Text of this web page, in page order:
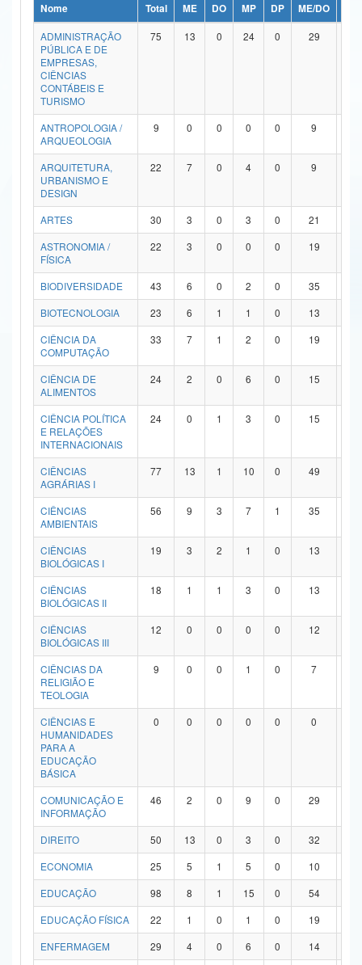
Ministério da Ciência, Tecnologia, Inovações e Comunicações
Ministério do Meio Ambiente
Ministério do Turismo
Ministério do Desenvolvimento Regional
Controladoria-Geral da União
Ministério da Mulher, da Família e dos Direitos Humanos
Secretaria de Governo
Advocacia-Geral da União
Banco Central do Brasil
Nome Total ME DO MP DP ME/DO
ADMINISTRAÇÃO
PÚBLICA E DE
EMPRESAS,
CIÊNCIAS
CONTÁBEIS E
TURISMO
75 13 0 24 0 29
ANTROPOLOGIA /
ARQUEOLOGIA
9 0 0 0 0 9
ARQUITETURA,
URBANISMO E
DESIGN
22 7 0 4 0 9
ARTES 30 3 0 3 0 21
ASTRONOMIA /
FÍSICA
22 3 0 0 0 19
BIODIVERSIDADE 43 6 0 2 0 35
BIOTECNOLOGIA
23 6 1 1 0 13
CIÊNCIA DA
COMPUTAÇÃO
33 7 1 2 0 19
CIÊNCIA DE
ALIMENTOS
24 2 0 6 0 15
CIÊNCIA POLÍTICA
E RELAÇÕES
INTERNACIONAIS
24 0 1 3 0 15
CIÊNCIAS
AGRÁRIAS I
77 13 1 10 0 49
CIÊNCIAS
AMBIENTAIS
56 9 3 7 1 35
CIÊNCIAS
BIOLÓGICAS I
19 3 2 1 0 13
CIÊNCIAS
BIOLÓGICAS II
18 1 1 3 0 13
CIÊNCIAS
BIOLÓGICAS III
12 0 0 0 0 12
CIÊNCIAS DA
RELIGIÃO E
TEOLOGIA
9 0 0 1 0 7
CIÊNCIAS E
HUMANIDADES
PARA A
EDUCAÇÃO
BÁSICA
0 0 0 0 0 0
COMUNICAÇÃO E
INFORMAÇÃO
46 2 0 9 0 29
DIREITO 50 13 0 3 0 32
ECONOMIA
25 5 1 5 0 10
EDUCAÇÃO
98 8 1 15 0 54
EDUCAÇÃO FÍSICA
22 1 0 1 0 19
ENFERMAGEM
29 4 0 6 0 14